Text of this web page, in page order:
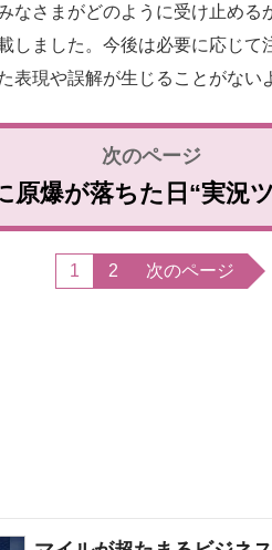
なさまがどのように受け止める
しました。今後は必要に応じて
表現や誤解が生じることがない
原爆が落ちた日“実況
1 2 次のページ